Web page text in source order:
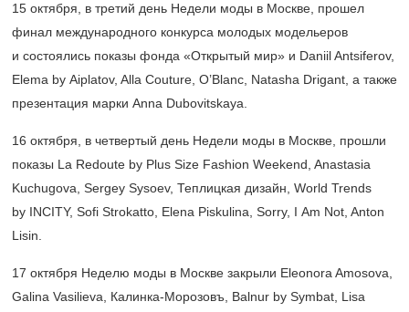
15 октября, в третий день Недели моды в Москве, прошел
финал международного конкурса молодых модельеров
и состоялись показы фонда «Открытый мир» и Daniil Antsiferov,
Elema by Aiplatov, Alla Couture, O’Blanc, Natasha Drigant, а также
презентация марки Anna Dubovitskaya.
16 октября, в четвертый день Недели моды в Москве, прошли
показы La Redoute by Plus Size Fashion Weekend, Anastasia
Kuchugova, Sergey Sysoev, Теплицкая дизайн, World Trends
by INCITY, Sofi Strokatto, Elena Piskulina, Sorry, I Am Not, Anton
Lisin.
17 октября Неделю моды в Москве закрыли Eleonora Amosova,
Galina Vasilieva, Калинка-Морозовъ, Balnur by Symbat, Lisa